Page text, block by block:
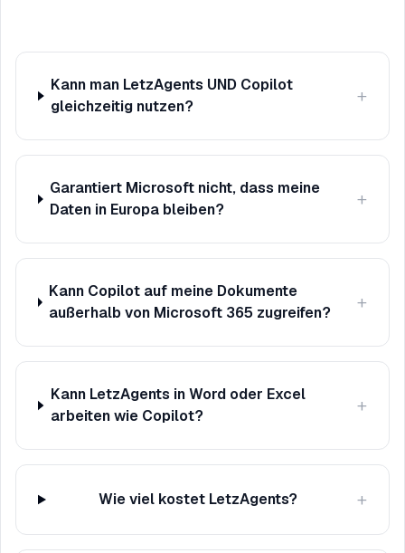
Kann man LetzAgents UND Copilot
gleichzeitig nutzen?
+
Garantiert Microsoft nicht, dass meine
Daten in Europa bleiben?
+
Kann Copilot auf meine Dokumente
außerhalb von Microsoft 365 zugreifen?
+
Kann LetzAgents in Word oder Excel
arbeiten wie Copilot?
+
Wie viel kostet LetzAgents? +